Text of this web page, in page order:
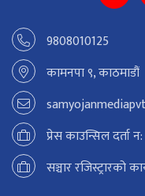
9808010125
कामनपा ९, काठमाडौं
प्रेस काउन्सिल दर्ता
सञ्चार रजिस्ट्रारको